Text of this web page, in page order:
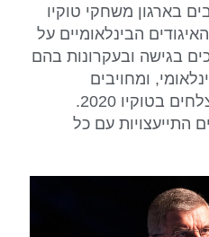
בארגון משחקי טוקיו
והאיגודים הבינלאומיים על
בגישה ובעקרונות בהם
ומחויבים
למשחקים אולימפיים מוצלחים בטוקיו 2020.
התייעצויות עם כל